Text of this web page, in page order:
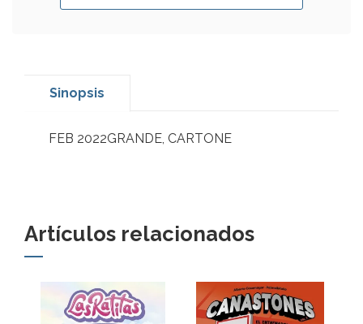
Sinopsis
FEB 2022GRANDE, CARTONE
Artículos relacionados